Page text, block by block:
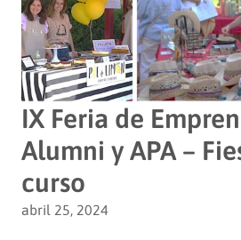
IX Feria de
Alumni y APA –
curso
abril 25, 2024